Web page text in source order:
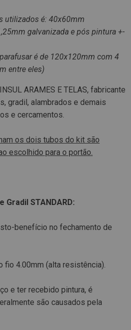
utilizados é: 40x60mm
galvanizada e pós pintura +-
é de 120x120mm com 4
entre eles)
ARAMES E TELAS, fabricante
gradil, alambrados e demais
e cercamentos.
os dois tubos do kit são
escolhido para o portão.
STANDARD:
benefício no fechamento de
fio 4.00mm (alta resistência).
e ter recebido pintura, é
são causados pela